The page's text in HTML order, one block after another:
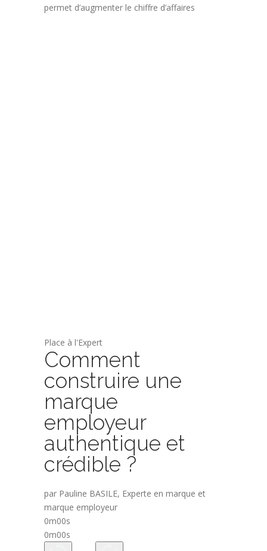
permet d’augmenter le chiffre d’affaires
Place à l'Expert
Comment
construire une
marque
employeur
authentique et
crédible ?
par Pauline BASILE, Experte en marque et
marque employeur
0m00s
0m00s